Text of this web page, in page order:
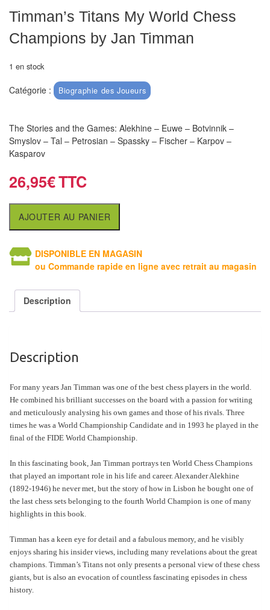
Pendules
Echiquier
aveugles
d'échecs
Livres
en
anglais
Livres
français
Accessoires
de
société
Jeux
de
cartes
à
Collectionner
(TCG)
Les
Classiques
Pour
les
enfants
Timman’s Titans My World Chess
Champions by Jan Timman
1 en stock
Catégorie : Biographie des Joueurs
The Stories and the Games: Alekhine – Euwe – Botvinnik –
Smyslov – Tal – Petrosian – Spassky – Fischer – Karpov –
Kasparov
26,95€
AJOUTER AU PANIER
DISPONIBLE EN MAGASIN
ou Commande rapide en ligne avec retrait au magasin
Description
Description
For many years Jan Timman was one of the best chess players in the world.
He combined his brilliant successes on the board with a passion for writing
and meticulously analysing his own games and those of his rivals. Three
times he was a World Championship Candidate and in 1993 he played in the
final of the FIDE World Championship.
In this fascinating book, Jan Timman portrays ten World Chess Champions
that played an important role in his life and career. Alexander Alekhine
(1892-1946) he never met, but the story of how in Lisbon he bought one of
the last chess sets belonging to the fourth World Champion is one of many
highlights in this book.
Timman has a keen eye for detail and a fabulous memory, and he visibly
enjoys sharing his insider views, including many revelations about the great
champions. Timman’s Titans not only presents a personal view of these chess
giants, but is also an evocation of countless fascinating episodes in chess
history.